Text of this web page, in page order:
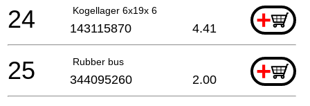
Kogellager 6x19x 6 +
24 143115870 4.41
Rubber bus +
25 344095260 2.00